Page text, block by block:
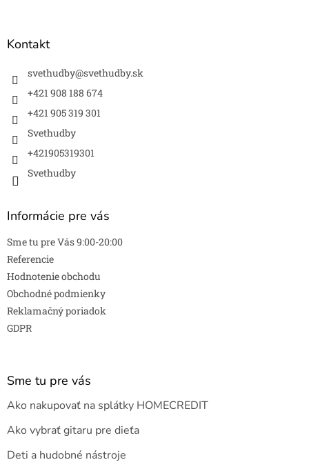
Kontakt
svethudby@svethudby.sk
+421 908 188 674
+421 905 319 301
Svethudby
+421905319301
Svethudby
Informácie pre vás
Sme tu pre Vás 9:00-20:00
Referencie
Hodnotenie obchodu
Obchodné podmienky
Reklamačný poriadok
GDPR
Sme tu pre vás
Ako nakupovať na splátky HOMECREDIT
Ako vybrať gitaru pre dieťa
Deti a hudobné nástroje